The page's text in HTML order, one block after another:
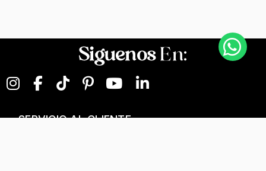
SiguenosEn:
SERVICIO AL CLIENTE